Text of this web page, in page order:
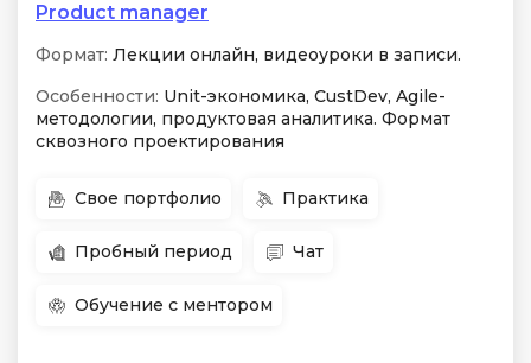
Product manager
Формат: Лекции онлайн, видеоуроки в записи.
Особенности: Unit-экономика, CustDev, Agile-
методологии, продуктовая аналитика. Формат
сквозного проектирования
Свое портфолио Практика
Пробный период Чат
Обучение с ментором